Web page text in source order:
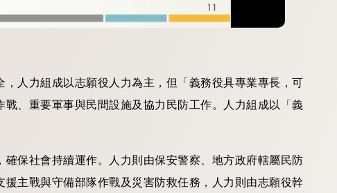
人力組成以志願役人力為主，但「義務役具專業專長，可
、重要軍事與民間設施及協力民防工作。人力組成以「義
保社會持續運作。人力則由保安警察、地方政府轄屬民防
主戰與守備部隊作戰及災害防救任務，人力則由志願役幹